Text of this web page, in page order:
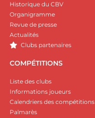
Historique du CBV
Organigramme
Revue de presse
Actualités
Clubs partenaires
COMPÉTITIONS
Liste des clubs
Informations joueurs
Calendriers des compétitions
Palmarès